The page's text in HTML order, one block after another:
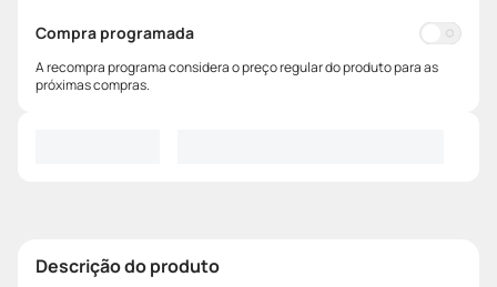
Compra programada
A recompra programa considera o preço regular do produto para as
próximas compras.
Descrição do produto